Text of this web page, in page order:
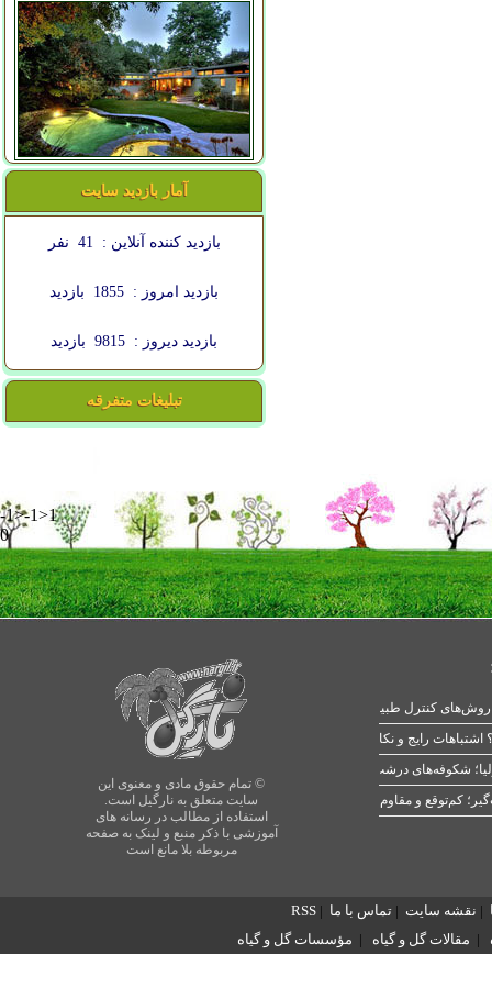
آمار بازدید سایت
بازدید کننده آنلاین : 41 نفر
بازدید امروز : 1855 بازدید
بازدید دیروز : 9815 بازدید
تبلیغات متفرقه
-1>-1>1
0
© تمام حقوق مادی و معنوی این
سایت متعلق به نارگیل است.
استفاده از مطالب در رسانه های
آموزشی با ذکر منبع و لینک به صفحه
مربوطه بلا مانع است
رایج و نکات طلایی
شکوفه‌های درشت در بهار
| نقشه سایت | تماس با ما |
RSS
| مقالات گل و گیاه | مؤسسات گل و گیاه